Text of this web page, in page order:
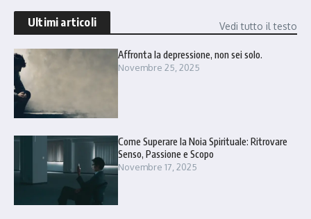
Ultimi articoli Vedi tutto il testo
Affronta la depressione, non sei solo.
Novembre 25, 2025
Come Superare la Noia Spirituale: Ritrovare
Senso, Passione e Scopo
Novembre 17, 2025